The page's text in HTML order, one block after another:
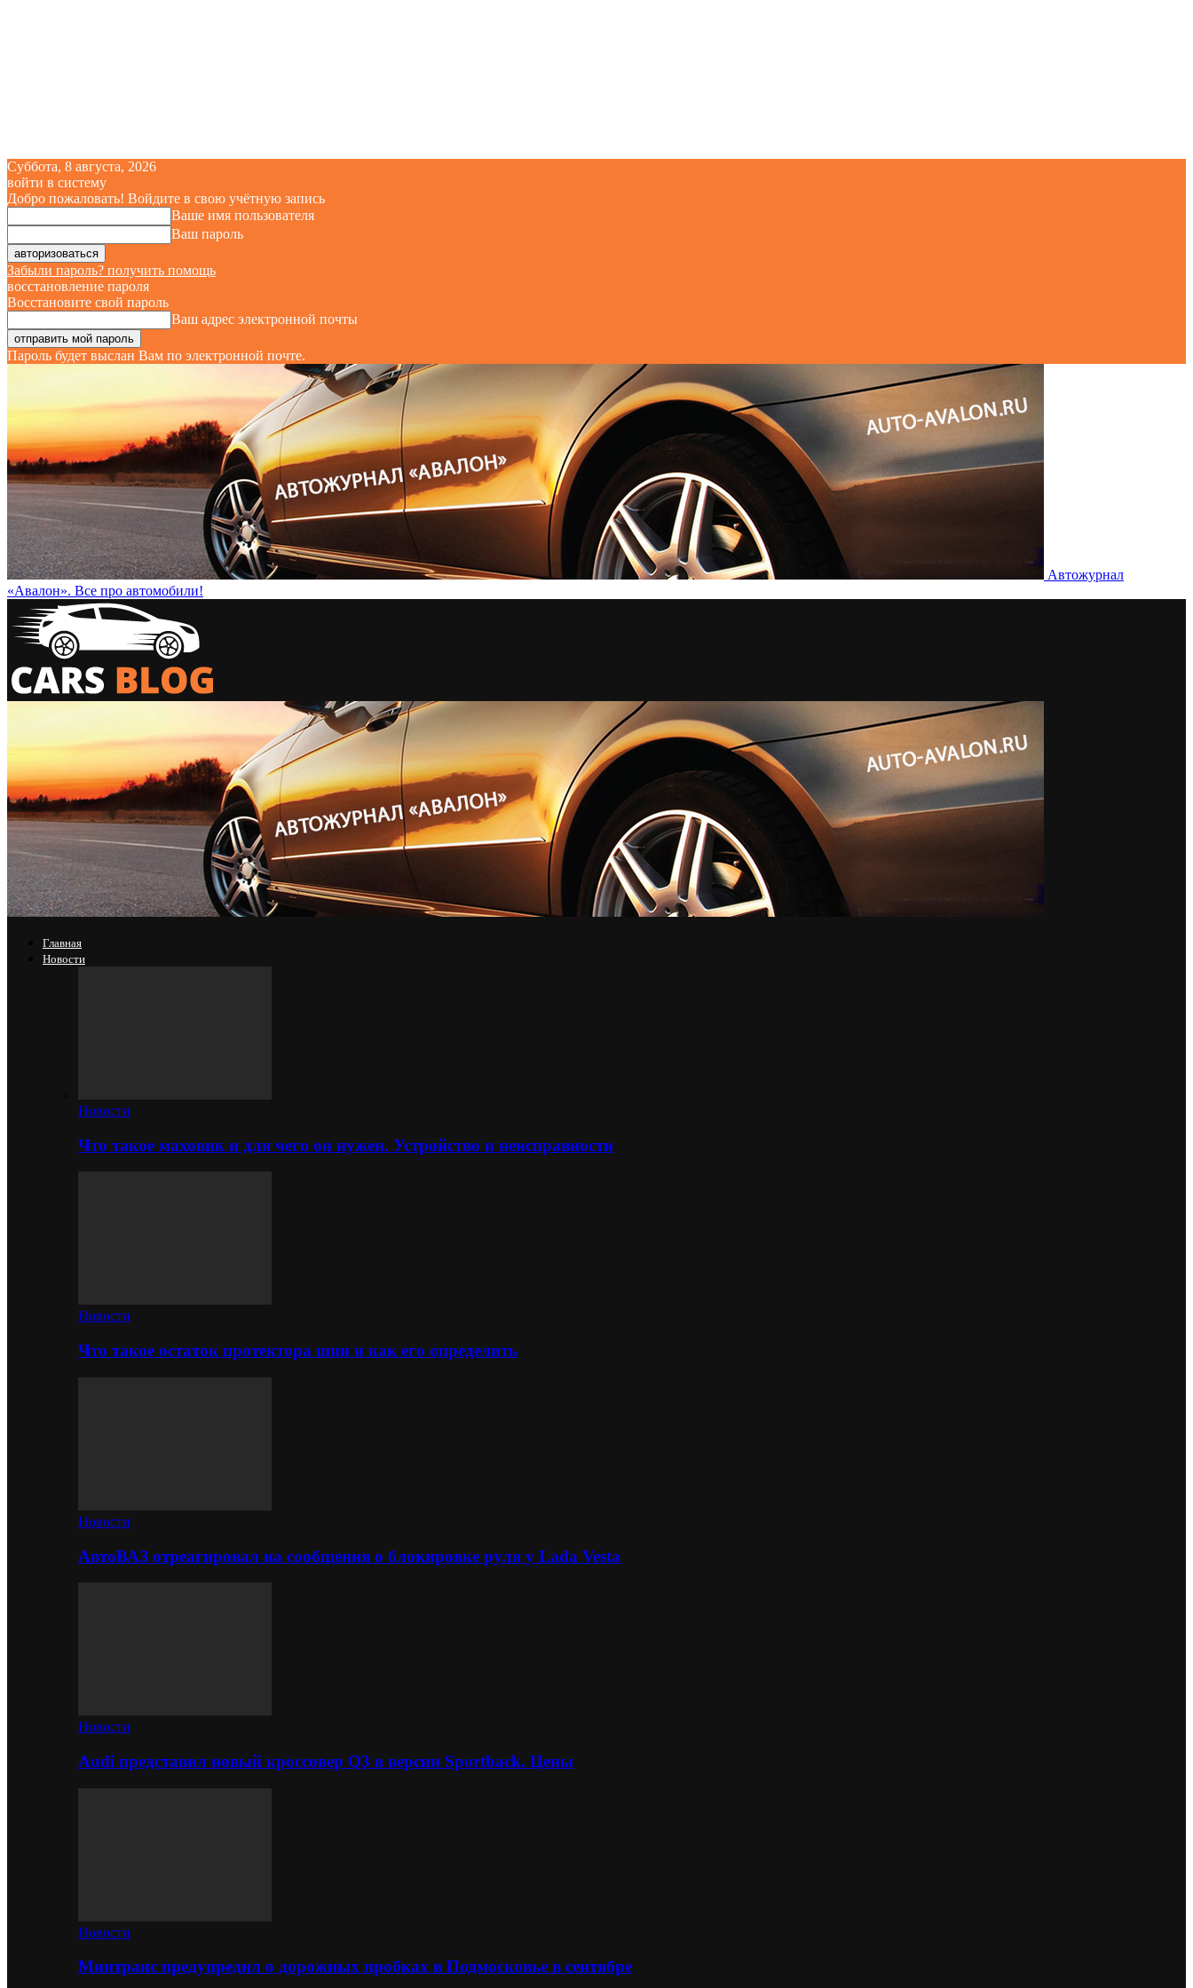
Суббота, 8 августа, 2026
войти в систему
Добро пожаловать! Войдите в свою учётную запись
Ваше имя пользователя
Ваш пароль
Забыли пароль? получить помощь
восстановление пароля
Восстановите свой пароль
Ваш адрес электронной почты
Пароль будет выслан Вам по электронной почте.
Автожурнал
«Авалон». Все про автомобили!
Главная
Новости
Новости
Что такое маховик и для чего он нужен. Устройство и неисправности
Новости
Что такое остаток протектора шин и как его определить
Новости
АвтоВАЗ отреагировал на сообщения о блокировке руля у Lada Vesta
Новости
Audi представил новый кроссовер Q3 в версии Sportback. Цены
Новости
Минтранс предупредил о дорожных пробках в Подмосковье в сентябре